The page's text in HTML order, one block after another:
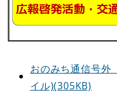
おのみち通信号
イル)(305KB)